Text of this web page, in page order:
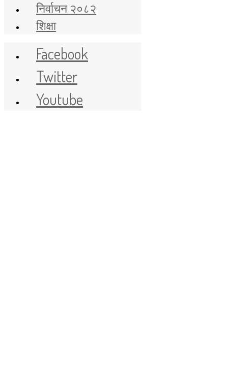
निर्वाचन २०८२
शिक्षा
Facebook
Twitter
Youtube